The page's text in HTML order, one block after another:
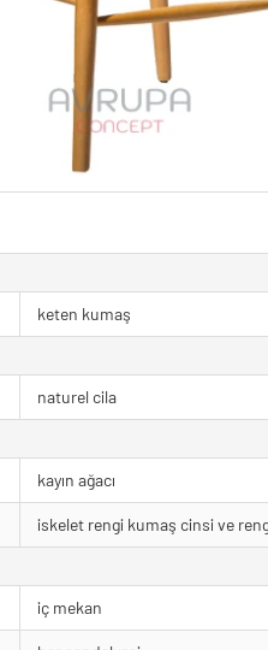
keten kumaş
naturel cila
kayın ağacı
iskelet rengi kumaş cinsi ve
iç mekan